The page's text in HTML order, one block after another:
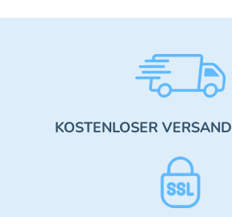
KOSTENLOSER